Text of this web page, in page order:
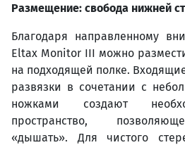
Размещение: свобода нижней
Благодаря направленному
Eltax Monitor III можно
на подходящей полке.
развязки в сочетании с
ножками создают
пространство,
«дышать». Для чистого